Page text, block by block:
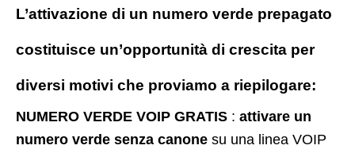
L’attivazione di un numero verde prepagato
costituisce un’opportunità di crescita per
diversi motivi che proviamo a riepilogare:
NUMERO VERDE VOIP GRATIS : attivare un
numero verde senza canone su una linea VOIP